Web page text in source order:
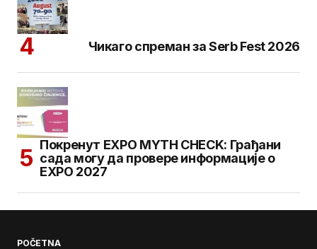
Чикаго спреман за Serb Fest 2026
Покренут EXPO MYTH CHECK: Грађани
сада могу да провере информације о
EXPO 2027
POČETNA